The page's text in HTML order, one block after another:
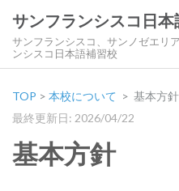
サンフランシスコ日
サンフランシスコ、サンノゼエリ
ンシスコ日本語補習校
TOP > 本校について > 基本方針
最終更新日: 2026/04/22
基本方針